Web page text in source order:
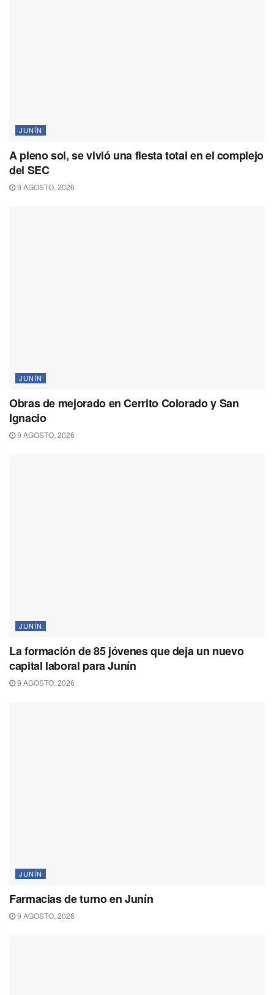
JUNÍN
A pleno sol, se vivió una fiesta total en el complejo
del SEC
9 AGOSTO, 2026
JUNÍN
Obras de mejorado en Cerrito Colorado y San
Ignacio
9 AGOSTO, 2026
JUNÍN
La formación de 85 jóvenes que deja un nuevo
capital laboral para Junín
9 AGOSTO, 2026
JUNÍN
Farmacias de turno en Junín
9 AGOSTO, 2026